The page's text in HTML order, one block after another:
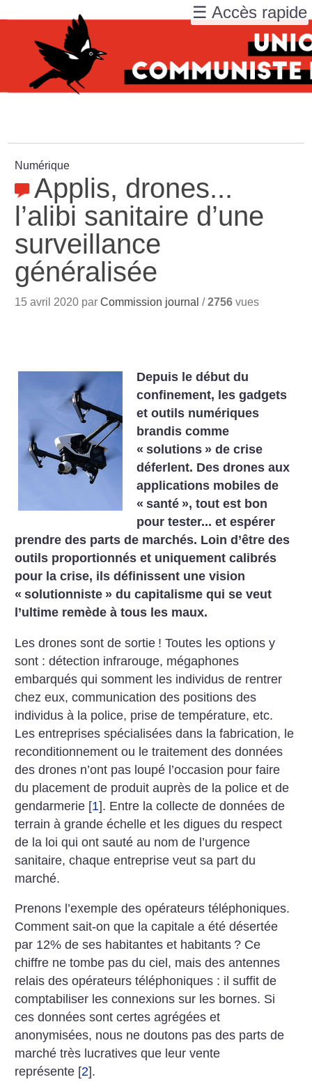
Numérique
Applis, drones...
l’alibi sanitaire d’une
surveillance
généralisée
15 avril 2020 parCommission journal /2756 vues
Depuis le début du
confinement, les gadgets
et outils numériques
brandis comme
« solutions » de crise
déferlent. Des drones aux
applications mobiles de
« santé », tout est bon
pour tester... et espérer
prendre des parts de marchés. Loin d’être des
outils proportionnés et uniquement calibrés
pour la crise, ils définissent une vision
« solutionniste » du capitalisme qui se veut
l’ultime remède à tous les maux.
Les drones sont de sortie ! Toutes les options y
sont : détection infrarouge, mégaphones
embarqués qui somment les individus de rentrer
chez eux, communication des positions des
individus à la police, prise de température, etc.
Les entreprises spécialisées dans la fabrication, le
reconditionnement ou le traitement des données
des drones n’ont pas loupé l’occasion pour faire
du placement de produit auprès de la police et de
gendarmerie [1]. Entre la collecte de données de
terrain à grande échelle et les digues du respect
de la loi qui ont sauté au nom de l’urgence
sanitaire, chaque entreprise veut sa part du
marché.
Prenons l’exemple des opérateurs téléphoniques.
Comment sait-on que la capitale a été désertée
par 12% de ses habitantes et habitants ? Ce
chiffre ne tombe pas du ciel, mais des antennes
relais des opérateurs téléphoniques : il suffit de
comptabiliser les connexions sur les bornes. Si
ces données sont certes agrégées et
anonymisées, nous ne doutons pas des parts de
marché très lucratives que leur vente
représente [2].
☰ Accès rapide